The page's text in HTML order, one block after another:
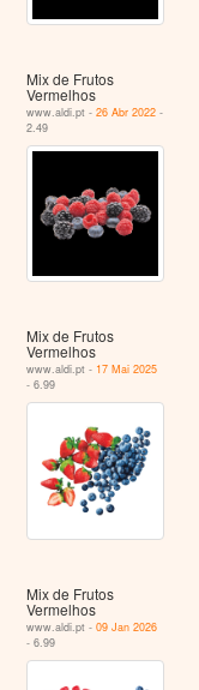
Mix de Frutos
Vermelhos
www.aldi.pt -26 Abr 2022 -
2.49
Mix de Frutos
Vermelhos
www.aldi.pt - 17 Mai 2025
- 6.99
Mix de Frutos
Vermelhos
www.aldi.pt -09 Jan 2026
- 6.99